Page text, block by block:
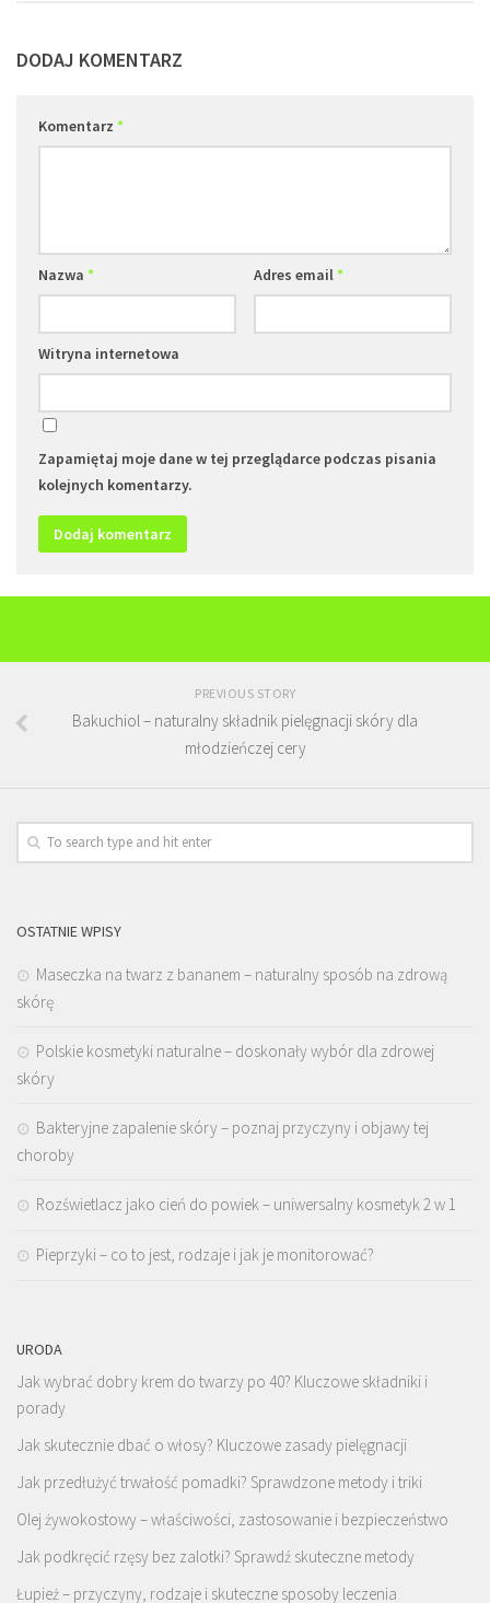
DODAJ KOMENTARZ
Komentarz *
Nazwa * Adres email*
Witryna internetowa
Zapamiętaj moje dane w tej przeglądarce podczas pisania
kolejnych komentarzy.
PREVIOUS STORY
Bakuchiol – naturalny składnik pielęgnacji skóry dla
młodzieńczej cery
OSTATNIE WPISY
Maseczka na twarz z bananem – naturalny sposób na zdrową
skórę
Polskie kosmetyki naturalne – doskonały wybór dla zdrowej
skóry
Bakteryjne zapalenie skóry – poznaj przyczyny i objawy tej
choroby
Rozświetlacz jako cień do powiek – uniwersalny kosmetyk 2 w 1
Pieprzyki – co to jest, rodzaje i jak je monitorować?
URODA
Jak wybrać dobry krem do twarzy po 40? Kluczowe składniki i
porady
Jak skutecznie dbać o włosy? Kluczowe zasady pielęgnacji
Jak przedłużyć trwałość pomadki? Sprawdzone metody i triki
Olej żywokostowy – właściwości, zastosowanie i bezpieczeństwo
Jak podkręcić rzęsy bez zalotki? Sprawdź skuteczne metody
Łupież – przyczyny, rodzaje i skuteczne sposoby leczenia